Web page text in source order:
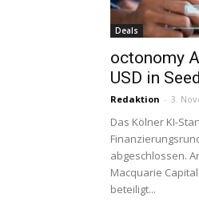
Deals
octonomy
USD in
Redaktion - 3.
Das Kölner KI-
abgeschlossen.
Macquarie
beteiligt...